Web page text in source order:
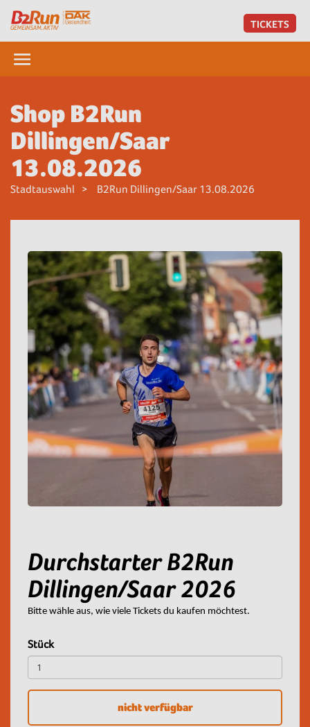
TICKETS
Shop B2Run
Dillingen/Saar
13.08.2026
Stadtauswahl B2Run Dillingen/Saar 13.08.2026
Durchstarter B2Run
Dillingen/Saar 2026
Bitte wähle aus, wie viele Tickets du kaufen möchtest.
Stück
nicht verfügbar